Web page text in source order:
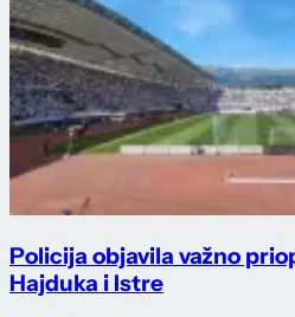
Policija objavila važno
Hajduka i Istre